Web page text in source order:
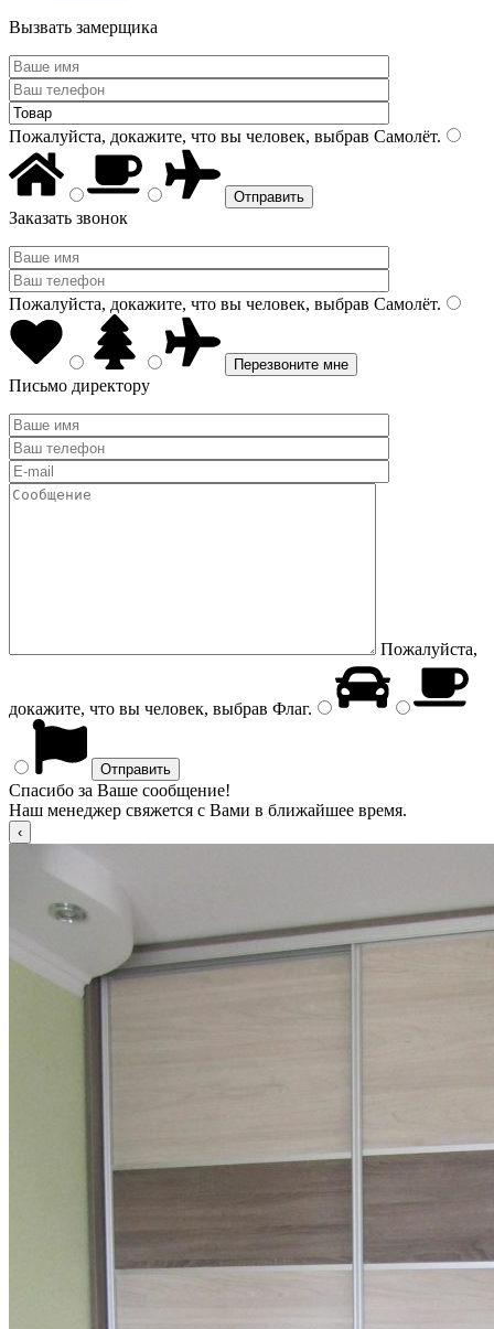
Вызвать замерщика
Пожалуйста, докажите, что вы человек, выбрав Самолёт.
Заказать звонок
Пожалуйста, докажите, что вы человек, выбрав Самолёт.
Письмо директору
Пожалуйста,
докажите, что вы человек, выбрав Флаг.
Спасибо за Ваше сообщение!
Наш менеджер свяжется с Вами в ближайшее время.